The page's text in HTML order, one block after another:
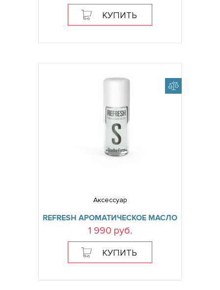
КУПИТЬ
Аксессуар
REFRESH АРОМАТИЧЕСКОЕ МАСЛО
1 990 руб.
КУПИТЬ